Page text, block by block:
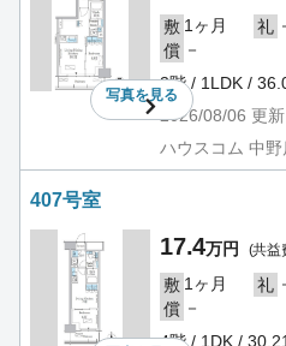
写真を見る
敷 1ヶ月 礼
償 －
3階 / 1LDK /
2026/08/06 更新
ハウスコム 中野
407号室
17.4万円 (共益
敷 1ヶ月 礼
償 －
4階 / 1DK /